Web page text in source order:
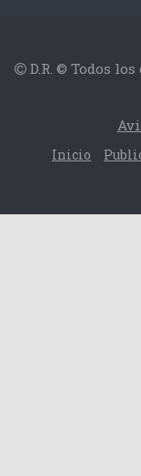
D.R. © Todos
Inicio